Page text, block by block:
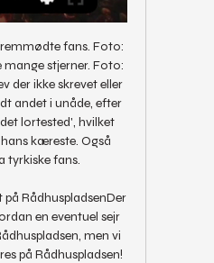
fans. Foto:
stjerner. Foto:
der ikke skrevet eller
andet i unåde, efter
lortested', hvilket
kæreste. Også
tyrkiske fans.
RådhuspladsenDer
en eventuel sejr
men vi
på Rådhuspladsen!